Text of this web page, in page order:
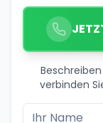
verbinden